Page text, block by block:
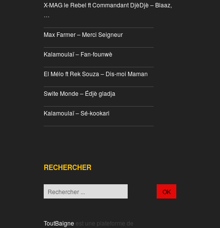
X-MAG le Rebel ft Commandant DjèDjè – Blaaz,
…
Max Farmer – Merci Seigneur
Kalamoulaï – Fan-founwè
El Mélo ft Rek Souza – Dis-moi Maman
Swite Monde – Édjè gladja
Kalamoulaï – Sé-kookari
RECHERCHER
ToutBaigne est une plateforme de